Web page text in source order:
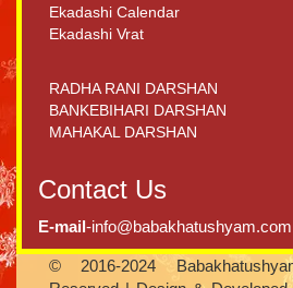
Ekadashi Calendar
Ekadashi Vrat
RADHA RANI DARSHAN
BANKEBIHARI DARSHAN
MAHAKAL DARSHAN
Contact Us
E-mail-info@babakhatushyam.com
© 2016-2024